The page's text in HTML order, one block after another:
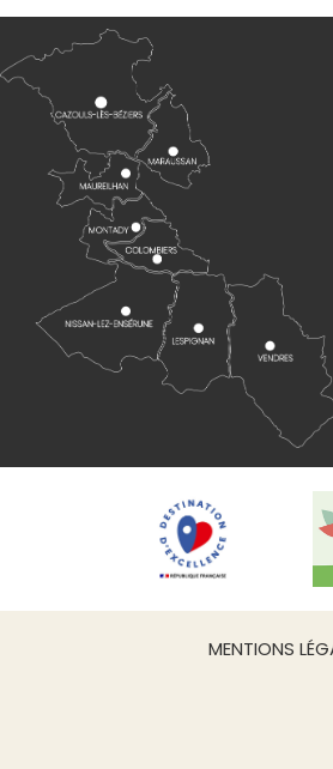
production. Une soirée
printanières et les plaisirs
chaleureuse.
Venez partager un moment
entre passion du vin et
DECOUVERTE
+
−
MENTIONS